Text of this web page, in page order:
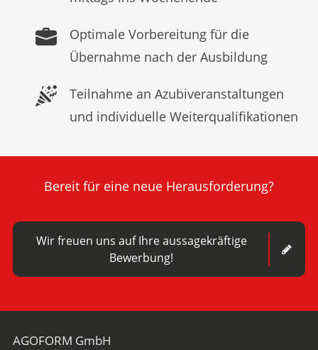
Optimale Vorbereitung für die
Übernahme nach der Ausbildung
Teilnahme an Azubiveranstaltungen
und individuelle Weiterqualifikationen
Bereit für eine neue Herausforderung?
Wir freuen uns auf Ihre aussagekräftige
Bewerbung!
AGOFORM GmbH